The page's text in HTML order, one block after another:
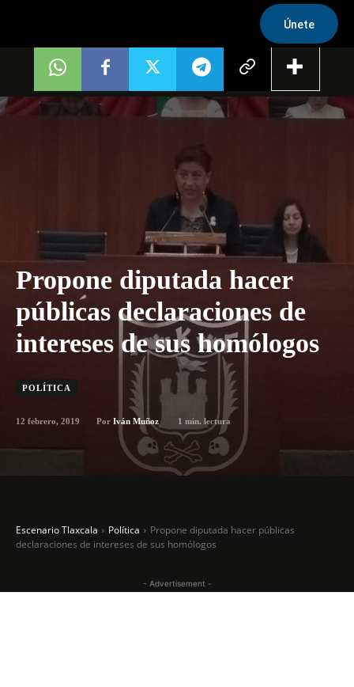
Únete
Propone diputada hacer
públicas declaraciones de
intereses de sus homólogos
POLÍTICA
12 febrero, 2019 Por Iván Muñoz 1 min. lectura
Escenario Tlaxcala Política
Propone diputada hacer públicas
declaraciones de intereses de sus homólogos
- Advertisement -